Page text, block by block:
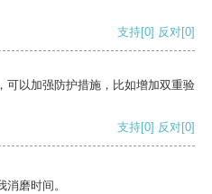
支持[0] 反对[0]
可以加强防护措施，比如增加双重验
支持[0] 反对[0]
磨时间。